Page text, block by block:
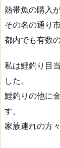
熱帯魚の購入
その名の通り
都内でも有数
私は鯉釣り目
した。
鯉釣りの他に
す。
家族連れの方